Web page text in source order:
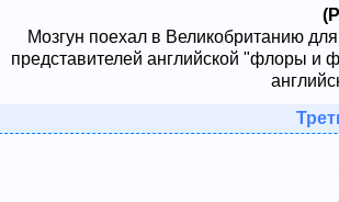
Мозгун поехал в Великобританию
представителей английской "флоры и